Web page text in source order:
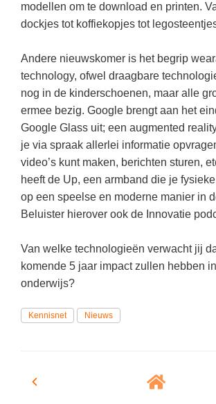
Mediawijsheid
Onderwijsprijs
Ruimte
Schoolreisideeën
Schoolspullen
Seizoenen
Seksualiteit
Sinterklaas
Sprookjes
Startpagina onderwijs
Tweede Wereldoorlog
Kruiswoordpuzzels
Vrijeschoolonderwijs
Montessori onderwijs
Jenaplanonderwijs
Daltononderwijs
Schoolspullen
Onderwijsvacatures
Studieschuld & Hypotheek
Middelbare school niveaus
Docentenplein nieuwsbrief
modellen om te download en printen.
dockjes tot koffiekopjes tot
Andere nieuwskomer is het begrip
technology, ofwel draagbare
nog in de kinderschoenen, maar alle
ermee bezig. Google brengt aan het
Google Glass uit; een augmented
je via spraak allerlei informatie
video’s kunt maken, berichten sturen,
heeft de Up, een armband die je
op een speelse en moderne manier in
Beluister hierover ook de Innovatie
Van welke technologieën verwacht jij
komende 5 jaar impact zullen hebben
onderwijs?
Kennisnet Nieuws